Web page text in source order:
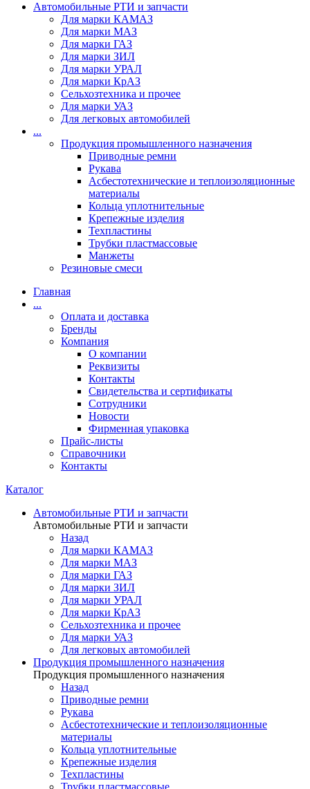
Автомобильные РТИ и запчасти
Для марки КАМАЗ
Для марки МАЗ
Для марки ГАЗ
Для марки ЗИЛ
Для марки УРАЛ
Для марки КрАЗ
Сельхозтехника и прочее
Для марки УАЗ
Для легковых автомобилей
...
Продукция промышленного назначения
Приводные ремни
Рукава
Асбестотехнические и теплоизоляционные
материалы
Кольца уплотнительные
Крепежные изделия
Техпластины
Трубки пластмассовые
Манжеты
Резиновые смеси
Главная
...
Оплата и доставка
Бренды
Компания
О компании
Реквизиты
Контакты
Свидетельства и сертификаты
Сотрудники
Новости
Фирменная упаковка
Прайс-листы
Справочники
Контакты
Каталог
Автомобильные РТИ и запчасти
Автомобильные РТИ и запчасти
Назад
Для марки КАМАЗ
Для марки МАЗ
Для марки ГАЗ
Для марки ЗИЛ
Для марки УРАЛ
Для марки КрАЗ
Сельхозтехника и прочее
Для марки УАЗ
Для легковых автомобилей
Продукция промышленного назначения
Продукция промышленного назначения
Назад
Приводные ремни
Рукава
Асбестотехнические и теплоизоляционные
материалы
Кольца уплотнительные
Крепежные изделия
Техпластины
Трубки пластмассовые